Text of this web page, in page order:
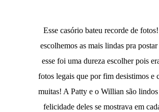
Esse casório bateu recorde de
escolhemos as mais lindas pra
esse foi uma dureza escolher pois
fotos legais que por fim desistimos e
muitas! A Patty e o Willian são lindos
felicidade deles se mostrava em